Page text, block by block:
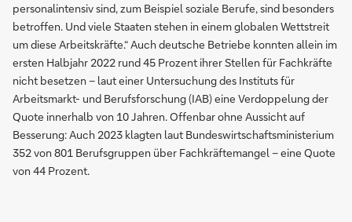
personalintensiv sind, zum Beispiel soziale Berufe, sind besonders
betroffen. Und viele Staaten stehen in einem globalen Wettstreit
um diese Arbeitskräfte.“ Auch deutsche Betriebe konnten allein im
ersten Halbjahr 2022 rund 45 Prozent ihrer Stellen für Fachkräfte
nicht besetzen – laut einer Untersuchung des Instituts für
Arbeitsmarkt- und Berufsforschung (IAB) eine Verdoppelung der
Quote innerhalb von 10 Jahren. Offenbar ohne Aussicht auf
Besserung: Auch 2023 klagten laut Bundeswirtschaftsministerium
352 von 801 Berufsgruppen über Fachkräftemangel – eine Quote
von 44 Prozent.